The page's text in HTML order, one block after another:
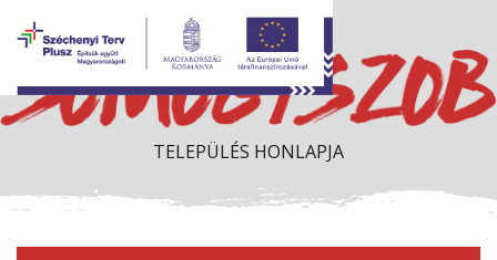
TELEPÜLÉS HONLAPJA